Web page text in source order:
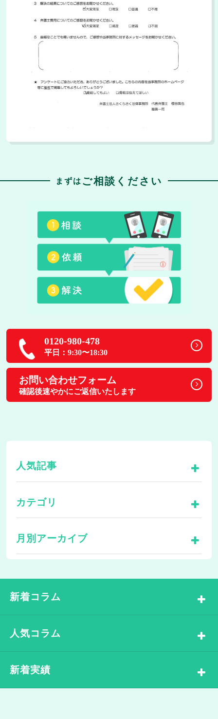
まずは ご相談ください
0120-980-478
平日：9:30〜18:30
お問い合わせフォーム
確認後速やかにご返信いたします
人気記事
カテゴリ
月別アーカイブ
新着コラム
人気コラム
新着実績